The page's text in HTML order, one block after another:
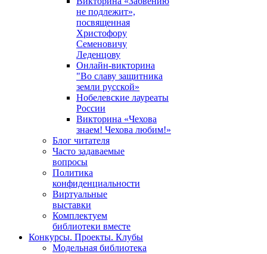
не подлежит»,
посвященная
Христофору
Семеновичу
Леденцову
Онлайн-викторина
"Во славу защитника
земли русской»
Нобелевские лауреаты
России
Викторина «Чехова
знаем! Чехова любим!»
Блог читателя
Часто задаваемые
вопросы
Политика
конфиденциальности
Виртуальные
выставки
Комплектуем
библиотеки вместе
Конкурсы. Проекты. Клубы
Модельная библиотека